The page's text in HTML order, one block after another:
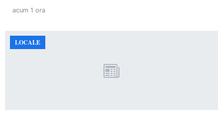
acum 1 ora
LOCALE